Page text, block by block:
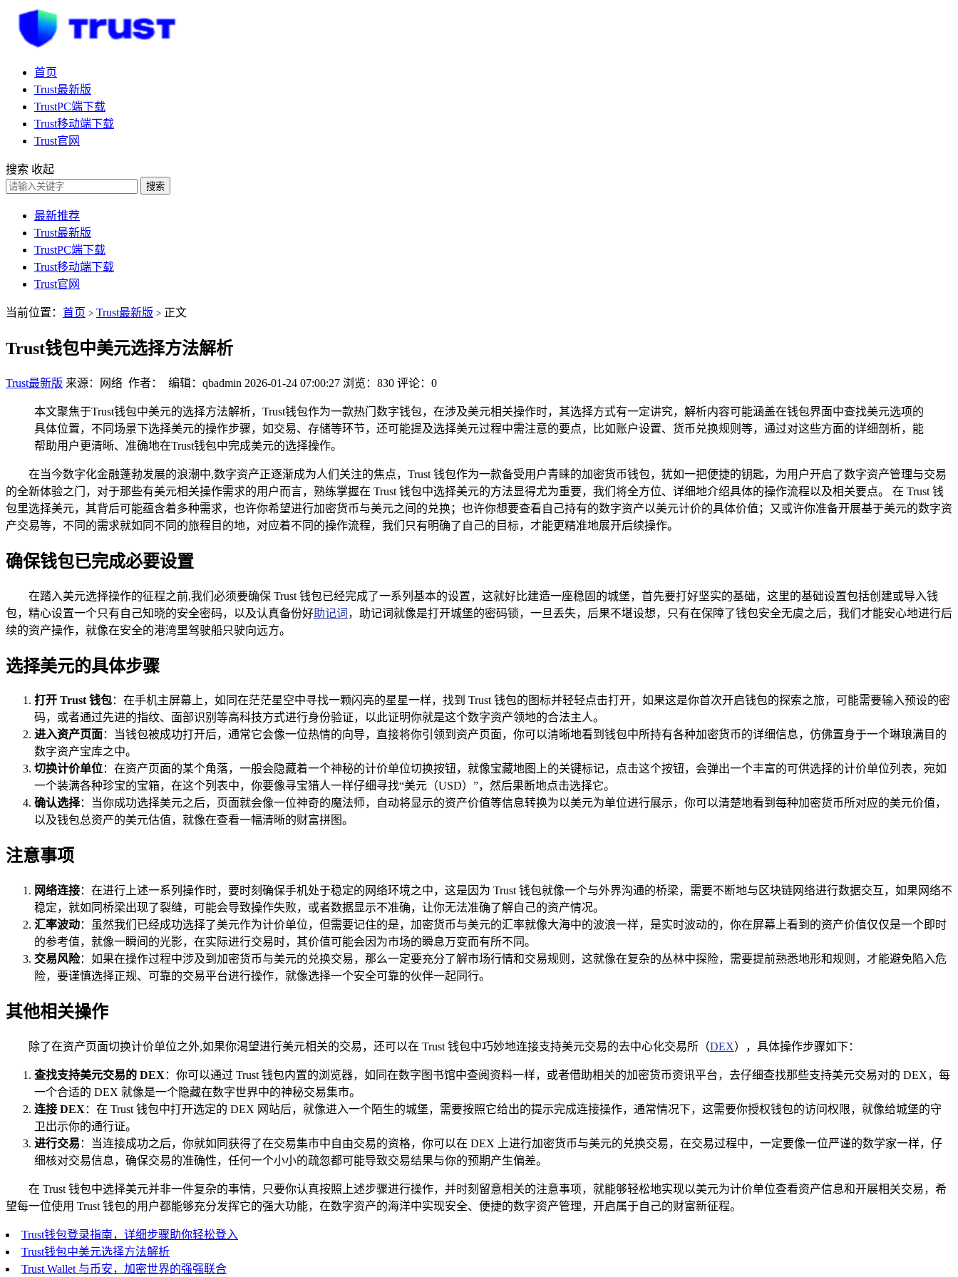
首页
Trust最新版
TrustPC端下载
Trust移动端下载
Trust官网
搜索 收起
搜索
最新推荐
Trust最新版
TrustPC端下载
Trust移动端下载
Trust官网
当前位置： 首页 > Trust最新版 > 正文
Trust钱包中美元选择方法解析
Trust最新版 来源：网络 作者： 编辑：qbadmin 2026-01-24 07:00:27 浏览：830 评论：0
本文聚焦于Trust钱包中美元的选择方法解析，Trust钱包作为一款热门数字钱包，在涉及美元相关操作时，其选择方式有一定讲究，解析内容可能涵盖在钱包界面中查找美元选项的
具体位置，不同场景下选择美元的操作步骤，如交易、存储等环节，还可能提及选择美元过程中需注意的要点，比如账户设置、货币兑换规则等，通过对这些方面的详细剖析，能
帮助用户更清晰、准确地在Trust钱包中完成美元的选择操作。
在当今数字化金融蓬勃发展的浪潮中,数字资产正逐渐成为人们关注的焦点，Trust 钱包作为一款备受用户青睐的加密货币钱包，犹如一把便捷的钥匙，为用户开启了数字资产管理与交易
的全新体验之门，对于那些有美元相关操作需求的用户而言，熟练掌握在 Trust 钱包中选择美元的方法显得尤为重要，我们将全方位、详细地介绍具体的操作流程以及相关要点。 在 Trust 钱
包里选择美元，其背后可能蕴含着多种需求，也许你希望进行加密货币与美元之间的兑换；也许你想要查看自己持有的数字资产以美元计价的具体价值；又或许你准备开展基于美元的数字资
产交易等，不同的需求就如同不同的旅程目的地，对应着不同的操作流程，我们只有明确了自己的目标，才能更精准地展开后续操作。
确保钱包已完成必要设置
在踏入美元选择操作的征程之前,我们必须要确保 Trust 钱包已经完成了一系列基本的设置，这就好比建造一座稳固的城堡，首先要打好坚实的基础，这里的基础设置包括创建或导入钱
包，精心设置一个只有自己知晓的安全密码，以及认真备份好助记词 ，助记词就像是打开城堡的密码锁，一旦丢失，后果不堪设想，只有在保障了钱包安全无虞之后，我们才能安心地进行后
续的资产操作，就像在安全的港湾里驾驶船只驶向远方。
选择美元的具体步骤
打开 Trust 钱包：在手机主屏幕上，如同在茫茫星空中寻找一颗闪亮的星星一样，找到 Trust 钱包的图标并轻轻点击打开，如果这是你首次开启钱包的探索之旅，可能需要输入预设的密
码，或者通过先进的指纹、面部识别等高科技方式进行身份验证，以此证明你就是这个数字资产领地的合法主人。
进入资产页面：当钱包被成功打开后，通常它会像一位热情的向导，直接将你引领到资产页面，你可以清晰地看到钱包中所持有各种加密货币的详细信息，仿佛置身于一个琳琅满目的
数字资产宝库之中。
切换计价单位：在资产页面的某个角落，一般会隐藏着一个神秘的计价单位切换按钮，就像宝藏地图上的关键标记，点击这个按钮，会弹出一个丰富的可供选择的计价单位列表，宛如
一个装满各种珍宝的宝箱，在这个列表中，你要像寻宝猎人一样仔细寻找“美元（USD）”，然后果断地点击选择它。
确认选择：当你成功选择美元之后，页面就会像一位神奇的魔法师，自动将显示的资产价值等信息转换为以美元为单位进行展示，你可以清楚地看到每种加密货币所对应的美元价值，
以及钱包总资产的美元估值，就像在查看一幅清晰的财富拼图。
注意事项
网络连接：在进行上述一系列操作时，要时刻确保手机处于稳定的网络环境之中，这是因为 Trust 钱包就像一个与外界沟通的桥梁，需要不断地与区块链网络进行数据交互，如果网络不
稳定，就如同桥梁出现了裂缝，可能会导致操作失败，或者数据显示不准确，让你无法准确了解自己的资产情况。
汇率波动：虽然我们已经成功选择了美元作为计价单位，但需要记住的是，加密货币与美元的汇率就像大海中的波浪一样，是实时波动的，你在屏幕上看到的资产价值仅仅是一个即时
的参考值，就像一瞬间的光影，在实际进行交易时，其价值可能会因为市场的瞬息万变而有所不同。
交易风险：如果在操作过程中涉及到加密货币与美元的兑换交易，那么一定要充分了解市场行情和交易规则，这就像在复杂的丛林中探险，需要提前熟悉地形和规则，才能避免陷入危
险，要谨慎选择正规、可靠的交易平台进行操作，就像选择一个安全可靠的伙伴一起同行。
其他相关操作
除了在资产页面切换计价单位之外,如果你渴望进行美元相关的交易，还可以在 Trust 钱包中巧妙地连接支持美元交易的去中心化交易所（DEX），具体操作步骤如下：
查找支持美元交易的 DEX ：你可以通过 Trust 钱包内置的浏览器，如同在数字图书馆中查阅资料一样，或者借助相关的加密货币资讯平台，去仔细查找那些支持美元交易对的 DEX，每
一个合适的 DEX 就像是一个隐藏在数字世界中的神秘交易集市。
连接 DEX ：在 Trust 钱包中打开选定的 DEX 网站后，就像进入一个陌生的城堡，需要按照它给出的提示完成连接操作，通常情况下，这需要你授权钱包的访问权限，就像给城堡的守
卫出示你的通行证。
进行交易 ：当连接成功之后，你就如同获得了在交易集市中自由交易的资格，你可以在 DEX 上进行加密货币与美元的兑换交易，在交易过程中，一定要像一位严谨的数学家一样，仔
细核对交易信息，确保交易的准确性，任何一个小小的疏忽都可能导致交易结果与你的预期产生偏差。
在 Trust 钱包中选择美元并非一件复杂的事情，只要你认真按照上述步骤进行操作，并时刻留意相关的注意事项，就能够轻松地实现以美元为计价单位查看资产信息和开展相关交易，希
望每一位使用 Trust 钱包的用户都能够充分发挥它的强大功能，在数字资产的海洋中实现安全、便捷的数字资产管理，开启属于自己的财富新征程。
Trust钱包登录指南，详细步骤助你轻松登入
Trust钱包中美元选择方法解析
Trust Wallet 与币安，加密世界的强强联合